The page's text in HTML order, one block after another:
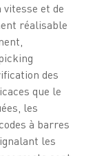
et de
réalisable
des
que le
les
à barres
les